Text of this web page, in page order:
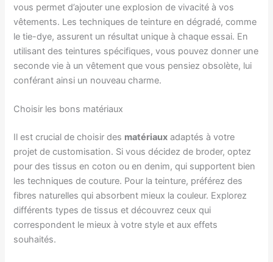
vous permet d’ajouter une explosion de vivacité à vos
vêtements. Les techniques de teinture en dégradé, comme
le tie-dye, assurent un résultat unique à chaque essai. En
utilisant des teintures spécifiques, vous pouvez donner une
seconde vie à un vêtement que vous pensiez obsolète, lui
conférant ainsi un nouveau charme.
Choisir les bons matériaux
Il est crucial de choisir des matériaux adaptés à votre
projet de customisation. Si vous décidez de broder, optez
pour des tissus en coton ou en denim, qui supportent bien
les techniques de couture. Pour la teinture, préférez des
fibres naturelles qui absorbent mieux la couleur. Explorez
différents types de tissus et découvrez ceux qui
correspondent le mieux à votre style et aux effets
souhaités.